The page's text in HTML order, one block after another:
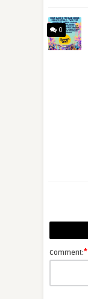
0
Comment:*